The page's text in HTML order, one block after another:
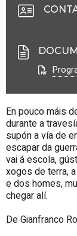
En pouco máis
durante a
supón a vía de
escapar da
vai á escola,
xogos de terra,
e dos homes,
chegar alí.
De Gianfranco